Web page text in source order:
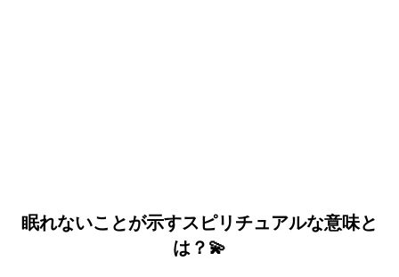
眠れないことが示すスピリチュアルな意味と
は？💫